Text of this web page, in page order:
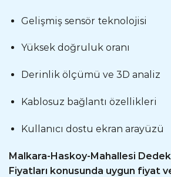
Gelişmiş sensör teknolojisi
Yüksek doğruluk oranı
Derinlik ölçümü ve 3D analiz
Kablosuz bağlantı özellikleri
Kullanıcı dostu ekran arayüzü
Malkara-Haskoy-Mahallesi
Fiyatları konusunda uygun fiyat